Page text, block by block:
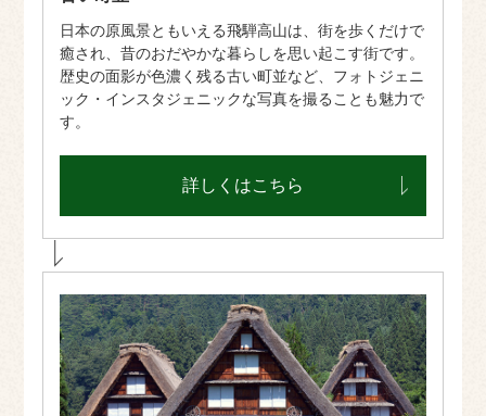
日本の原風景ともいえる飛騨高山は、街を歩くだけで
癒され、昔のおだやかな暮らしを思い起こす街です。
歴史の面影が色濃く残る古い町並など、フォトジェニ
ック・インスタジェニックな写真を撮ることも魅力で
す。
詳しくはこちら